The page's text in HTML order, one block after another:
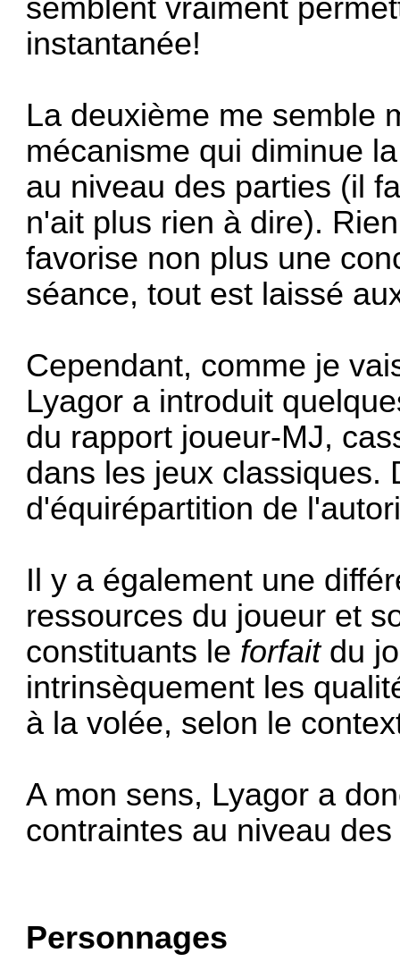
semblent vraiment
instantanée!
La deuxième me semble
mécanisme qui diminue
au niveau des parties (il
n'ait plus rien à dire).
favorise non plus une
séance, tout est laissé
Cependant, comme je
Lyagor a introduit
du rapport joueur-MJ,
dans les jeux classiques.
d'équirépartition de
Il y a également une
ressources du joueur et
constituants le forfaitdu
intrinsèquement les
à la volée, selon le
A mon sens, Lyagor a
contraintes au niveau
Personnages